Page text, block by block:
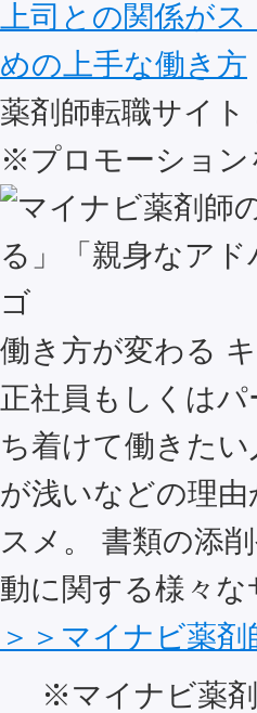
上司との関係が
めの上手な働き方
薬剤師転職サイト
※プロモーション
働き方が変わる
正社員もしくは
ち着けて働きた
が浅いなどの理
スメ。 書類の添
動に関する様々
＞＞マイナビ薬
※マイナビ薬